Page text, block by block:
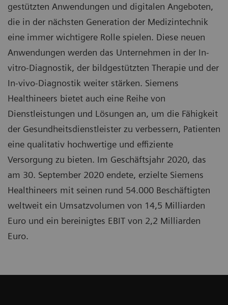
gestützten Anwendungen und digitalen Angeboten,
die in der nächsten Generation der Medizintechnik
eine immer wichtigere Rolle spielen. Diese neuen
Anwendungen werden das Unternehmen in der In-
vitro-Diagnostik, der bildgestützten Therapie und der
In-vivo-Diagnostik weiter stärken. Siemens
Healthineers bietet auch eine Reihe von
Dienstleistungen und Lösungen an, um die Fähigkeit
der Gesundheitsdienstleister zu verbessern, Patienten
eine qualitativ hochwertige und effiziente
Versorgung zu bieten. Im Geschäftsjahr 2020, das
am 30. September 2020 endete, erzielte Siemens
Healthineers mit seinen rund 54.000 Beschäftigten
weltweit ein Umsatzvolumen von 14,5 Milliarden
Euro und ein bereinigtes EBIT von 2,2 Milliarden
Euro.